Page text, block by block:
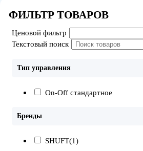
ФИЛЬТР ТОВАРОВ
Ценовой фильтр
Текстовый поиск
Тип управления
On-Off стандартное
Бренды
SHUFT(1)